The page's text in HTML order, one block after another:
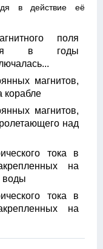
в действие её
поля
в годы
магнитов,
корабле
магнитов,
над
тока в
на
воды
тока в
на